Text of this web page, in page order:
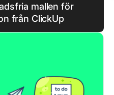
mallen för
från ClickUp